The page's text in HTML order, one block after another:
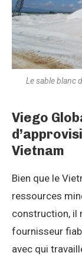
Le sable blanc
Viego
Vietnam
Bien que le
ressources
construction, il
fournisseur
avec qui